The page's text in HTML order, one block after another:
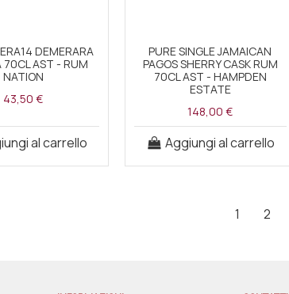
DEMERARA
70CL AST - RUM
NATION
43,50 €
al carrello
PURE SINGLE JAMAICAN
PAGOS SHERRY CASK RUM
70CL AST - HAMPDEN
ESTATE
148,00 €
Aggiungi al carrello
1 2